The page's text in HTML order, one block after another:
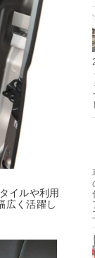
イルや利用
広く活躍し